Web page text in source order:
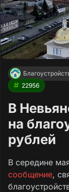
22956
В
на
рублей
В середине
сообщение,